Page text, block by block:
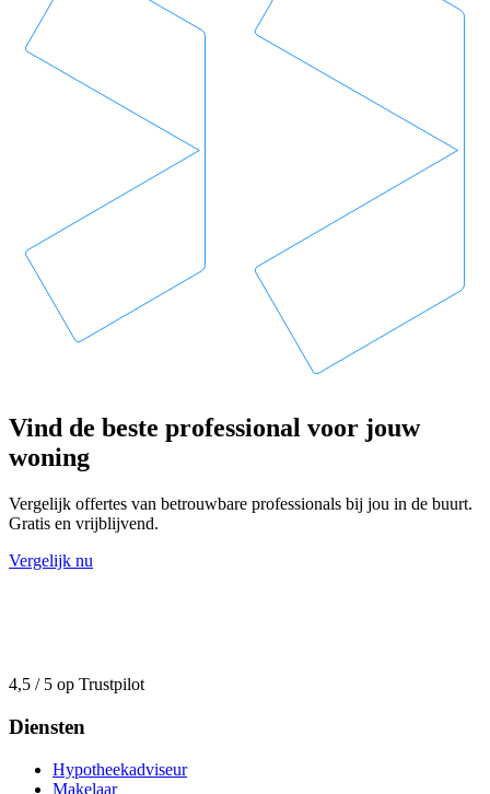
Vind de beste professional voor jouw
woning
Vergelijk offertes van betrouwbare professionals bij jou in de buurt.
Gratis en vrijblijvend.
Vergelijk nu
4,5 / 5 op Trustpilot
Diensten
Hypotheekadviseur
Makelaar